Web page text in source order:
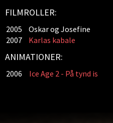
FILMROLLER:
2005 Oskar og Josefine
2007
Karlas kabale
ANIMATIONER:
2006 Ice Age 2 - På tynd is